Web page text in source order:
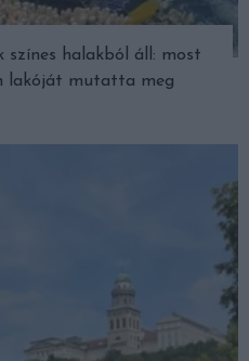
színes halakból áll: most
lakóját mutatta meg